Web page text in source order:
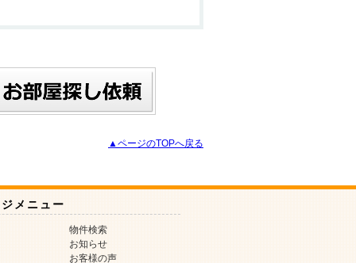
▲ページのTOPへ戻る
メニュー
物件検索
お知らせ
お客様の声